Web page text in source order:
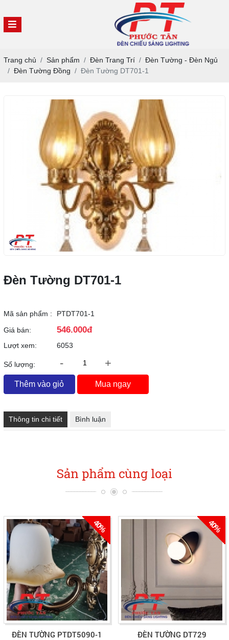
Trang chủ Sản phẩm Đèn Trang Trí
Đèn Tường - Đèn Ngủ
Đèn Tường Đồng
Đèn Tường DT701-1
Đèn Tường DT701-1
Mã sản phẩm :
PTDT701-1
Giá bán:
546.000đ
Lượt xem: 6053
Số lượng: - +
Thêm vào giỏ Mua ngay
Thông tin chi tiết Bình luận
Sản phẩm cùng loại
40%
ĐÈN TƯỜNG PTDT5090-1
40%
ĐÈN TƯỜNG DT729